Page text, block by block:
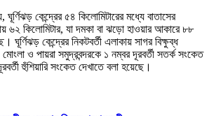
কেন্দ্রের ৫৪ কিলোমিটারের মধ্যে বাতাসের
৬২ কিলোমিটার, যা দমকা বা ঝড়ো হাওয়ার আকারে ৮৮
ঘূর্ণিঝড় কেন্দ্রের নিকটবর্তী এলাকায় সাগর বিক্ষুব্ধ
মোংলা ও পায়রা সমুদ্রবন্দরকে ১ নম্বর দূরবর্তী সতর্ক সংকেত
হুঁশিয়ারি সংকেত দেখাতে বলা হয়েছে।